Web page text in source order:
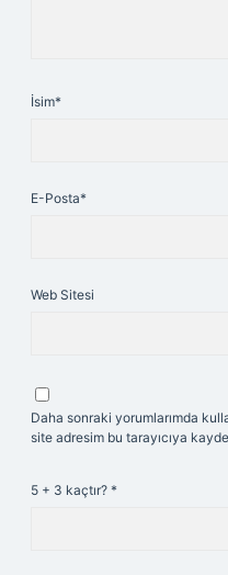
İsim*
E-Posta*
Web Sitesi
Daha sonraki yorumlarımda
site adresim bu tarayıcıya
5 + 3 kaçtır? *